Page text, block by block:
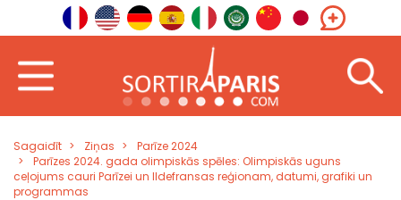
Sagaidīt Ziņas
Parīze 2024
Parīzes 2024. gada olimpiskās spēles: Olimpiskās uguns
ceļojums cauri Parīzei un Ildefransas reģionam, datumi, grafiki un
programmas